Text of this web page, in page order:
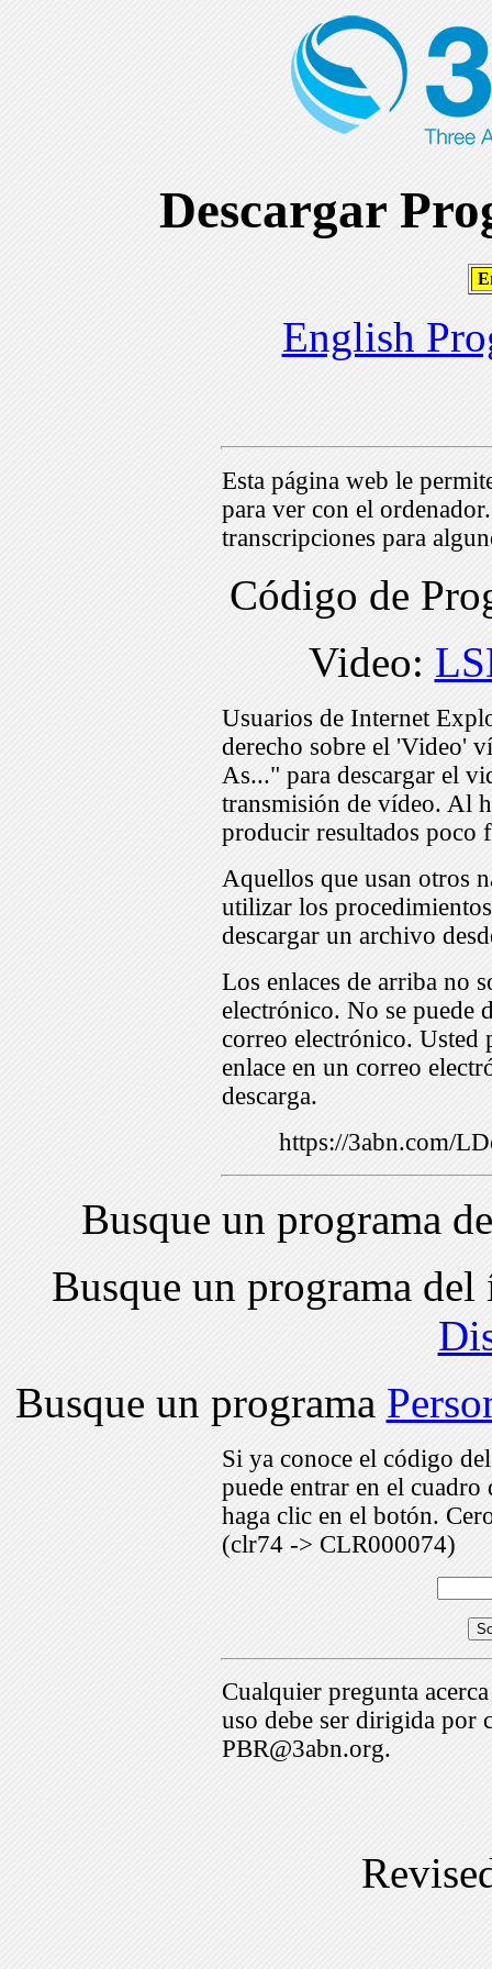
Descargar
English
Esta página web le
para ver con el
transcripciones para
Código de
Video:
Usuarios de Internet
derecho sobre el 'Video'
As..." para descargar el
transmisión de vídeo. Al
producir resultados poco
Aquellos que usan otros
utilizar los
descargar un archivo
Los enlaces de arriba no
electrónico. No se puede
correo electrónico. Usted
enlace en un correo
descarga.
https://3abn.com/
Busque un programa
Busque un programa
Busque un programa
Si ya conoce el código
puede entrar en el
haga clic en el botón.
(clr74 -> CLR000074)
Cualquier pregunta
uso debe ser dirigida por
PBR@3abn.org.